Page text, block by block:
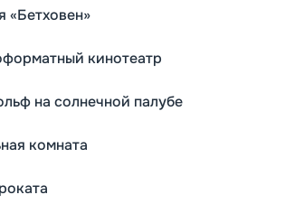
«Бетховен»
кинотеатр
на солнечной палубе
комната